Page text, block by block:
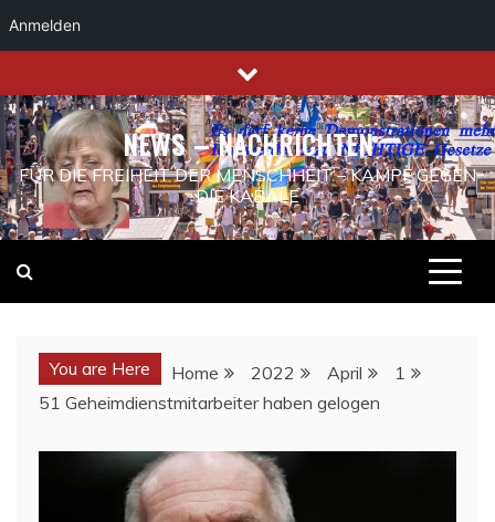
Anmelden
to
content
NEWS – NACHRICHTEN
FÜR DIE FREIHEIT DER MENSCHHEIT – KAMPF GEGEN
DIE KABALE
You are Here Home 2022 April
1
51 Geheimdienstmitarbeiter haben gelogen